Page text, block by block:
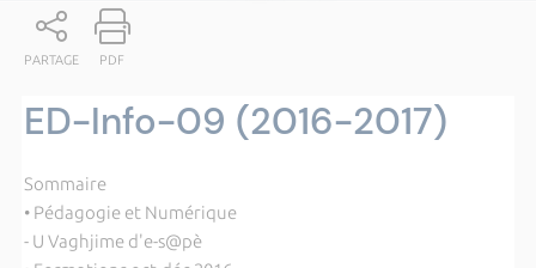
PARTAGE PDF
ED-Info-09 (2016-2017)
Sommaire
• Pédagogie et Numérique
- U Vaghjime d'e-s@pè